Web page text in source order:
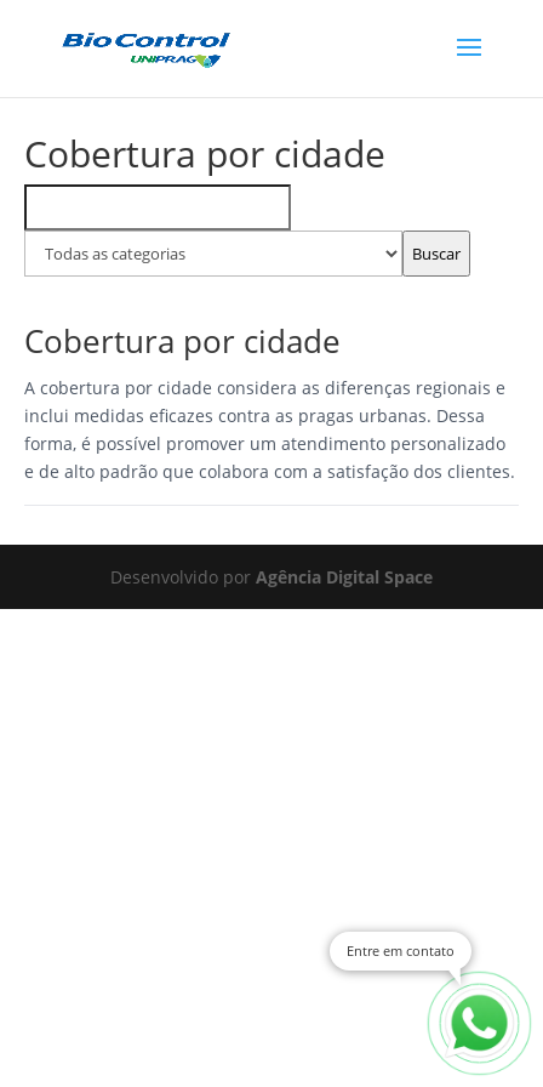
Cobertura por cidade
FAQs
por
categoria
Buscar
Cobertura por cidade
A cobertura por cidade considera as diferenças regionais e
inclui medidas eficazes contra as pragas urbanas. Dessa
forma, é possível promover um atendimento personalizado
e de alto padrão que colabora com a satisfação dos clientes.
Desenvolvido por Agência Digital Space
Entre em contato